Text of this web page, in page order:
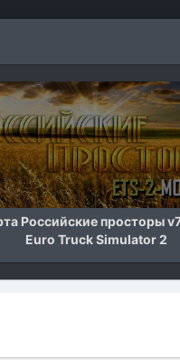
просторы v7.1 для
Truck Simulator 2